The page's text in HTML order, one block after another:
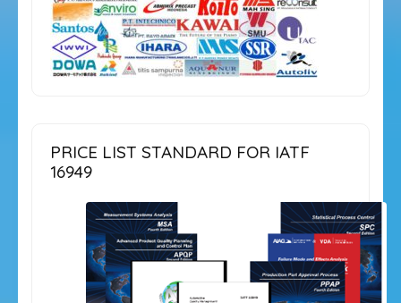
PRICE LIST STANDARD FOR IATF
16949